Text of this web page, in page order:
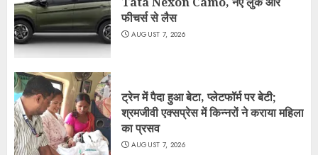
फीचर्स से लैस
AUGUST 7, 2026
ट्रेन में पैदा हुआ बेटा, प्लेटफॉर्म पर बेटी;
श्रमजीवी एक्सप्रेस में किन्नरों ने कराया महिला
का प्रसव
AUGUST 7, 2026